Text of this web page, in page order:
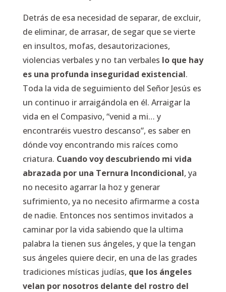
Detrás de esa necesidad de separar, de excluir,
de eliminar, de arrasar, de segar que se vierte
en insultos, mofas, desautorizaciones,
violencias verbales y no tan verbales lo que hay
es una profunda inseguridad existencial.
Toda la vida de seguimiento del Señor Jesús es
un continuo ir arraigándola en él. Arraigar la
vida en el Compasivo, “venid a mi… y
encontraréis vuestro descanso”, es saber en
dónde voy encontrando mis raíces como
criatura. Cuando voy descubriendo mi vida
abrazada por una Ternura Incondicional, ya
no necesito agarrar la hoz y generar
sufrimiento, ya no necesito afirmarme a costa
de nadie. Entonces nos sentimos invitados a
caminar por la vida sabiendo que la ultima
palabra la tienen sus ángeles, y que la tengan
sus ángeles quiere decir, en una de las grades
tradiciones místicas judías, que los ángeles
velan por nosotros delante del rostro del